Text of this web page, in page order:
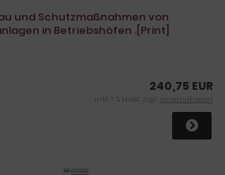
und Schutzmaßnahmen von
in Betriebshöfen .[Print]
240,75 EUR
inkl. 7 % MwSt. zzgl. Versandkosten